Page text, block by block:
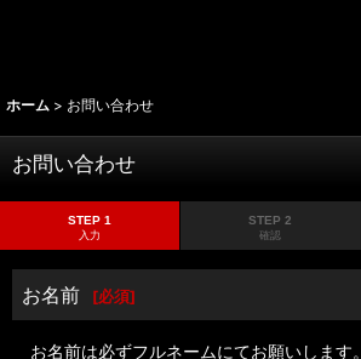
ホーム > お問い合わせ
お問い合わせ
STEP 1
入力
STEP 2
確認
お名前 [必須]
お名前は必ずフルネームにてお願いします。